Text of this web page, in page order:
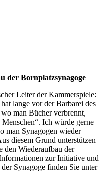
der Bornplatzsynagoge
Leiter der Kammerspiele:
lange vor der Barbarei des
man Bücher verbrennt,
Ich würde gerne
man Synagogen wieder
diesem Grund unterstützen
den Wiederaufbau der
zur Initiative und
Synagoge finden Sie unter